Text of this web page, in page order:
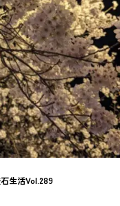
生活Vol.289